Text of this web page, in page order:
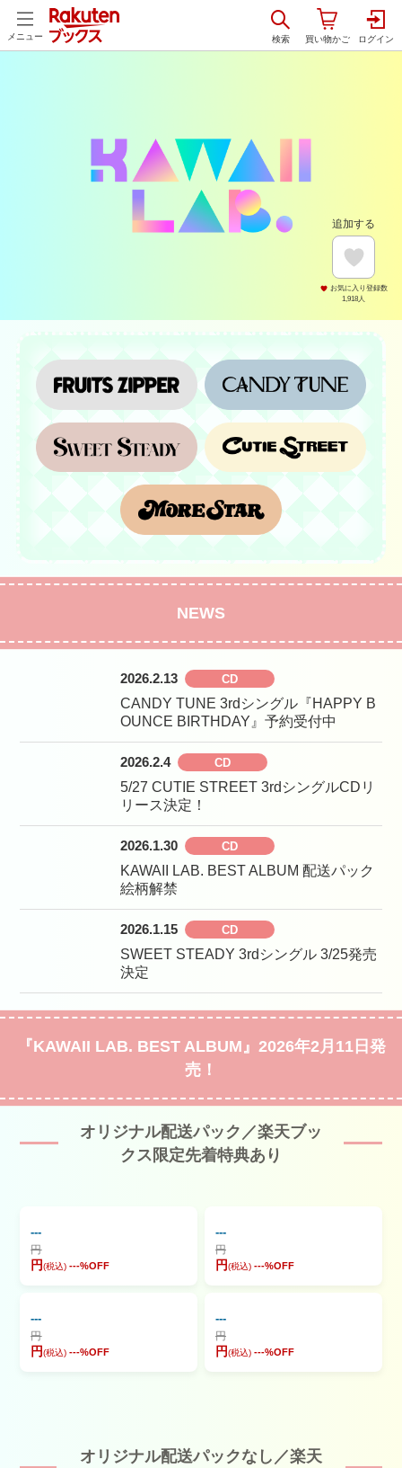
メニュー
追加する
お気に入り登録数
1,918人
NEWS
2026.2.13
CANDY TUNE 3rdシングル『HAPPY B
OUNCE BIRTHDAY』予約受付中
2026.2.4
5/27 CUTIE STREET 3rdシングルCDリ
リース決定！
2026.1.30
KAWAII LAB. BEST ALBUM 配送パック
絵柄解禁
2026.1.15
SWEET STEADY 3rdシングル 3/25発売
決定
『KAWAII LAB. BEST ALBUM』2026年2月11日発
売！
オリジナル配送パック／楽天ブッ
クス限定先着特典あり
---
円
円(税込) ---%OFF
---
円
円(税込) ---%OFF
---
円
円(税込) ---%OFF
---
円
円(税込) ---%OFF
オリジナル配送パックなし／楽天